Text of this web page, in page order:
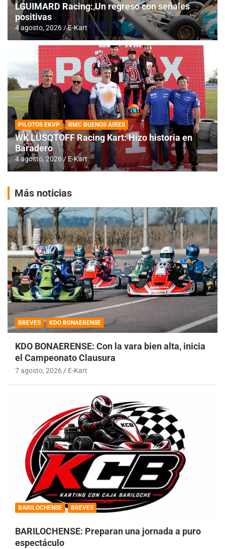
LGUIMARD Racing: Un regreso con señales
positivas
4 agosto, 2026 E-Kart
PILOTOS EKVP RMC BUENOS AIRES
WK LÜSQTOFF Racing Kart: Hizo historia en
Baradero
4 agosto, 2026 E-Kart
Más noticias
BREVES KDO BONAERENSE
KDO BONAERENSE: Con la vara bien alta, inicia
el Campeonato Clausura
7 agosto, 2026 E-Kart
BARILOCHENSE BREVES
BARILOCHENSE: Preparan una jornada a puro
espectáculo